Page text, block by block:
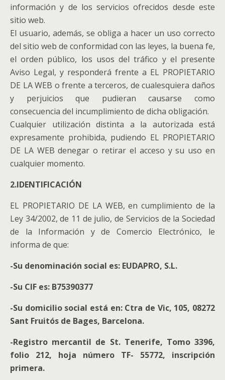
información y de los servicios ofrecidos desde este
sitio web.
El usuario, además, se obliga a hacer un uso correcto
del sitio web de conformidad con las leyes, la buena fe,
el orden público, los usos del tráfico y el presente
Aviso Legal, y responderá frente a EL PROPIETARIO
DE LA WEB o frente a terceros, de cualesquiera daños
y perjuicios que pudieran causarse como
consecuencia del incumplimiento de dicha obligación.
Cualquier utilización distinta a la autorizada está
expresamente prohibida, pudiendo EL PROPIETARIO
DE LA WEB denegar o retirar el acceso y su uso en
cualquier momento.
2.IDENTIFICACIÓN
EL PROPIETARIO DE LA WEB, en cumplimiento de la
Ley 34/2002, de 11 de julio, de Servicios de la Sociedad
de la Información y de Comercio Electrónico, le
informa de que:
-Su denominación social es: EUDAPRO, S.L.
-Su CIF es: B75390377
-Su domicilio social está en: Ctra de Vic, 105, 08272
Sant Fruitós de Bages, Barcelona.
-Registro mercantil de St. Tenerife, Tomo 3396,
folio 212, hoja número TF- 55772, inscripción
primera.